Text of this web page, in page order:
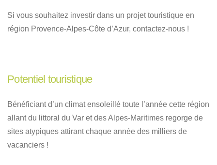
Si vous souhaitez investir dans un projet touristique en
région Provence-Alpes-Côte d’Azur, contactez-nous !
Potentiel touristique
Bénéficiant d’un climat ensoleillé toute l’année cette région
allant du littoral du Var et des Alpes-Maritimes regorge de
sites atypiques attirant chaque année des milliers de
vacanciers !